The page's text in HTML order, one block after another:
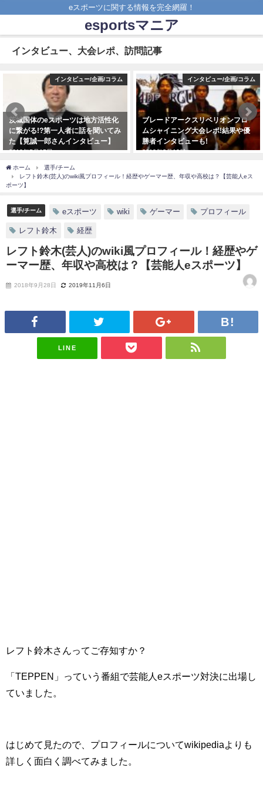
eスポーツに関する情報を完全網羅！
esportsマニア
インタビュー、大会レポ、訪問記事
インタビュー/企画/コラム
茨城国体のeスポーツは地方活性化
に繋がる!?第一人者に話を聞いてみ
た【筧誠一郎さんインタビュー】
2019年5月15日
インタビュー/企画/コラム
ブレードアークスリベリオンフロ
ムシャイニング大会レポ!結果や優
勝者インタビューも!
2019年3月19日
ホーム
選手/チーム
レフト鈴木(芸人)のwiki風プロフィール！経歴やゲーマー歴、年収や高校は？【芸能人eス
ポーツ】
選手/チーム eスポーツ wiki ゲーマー プロフィール
レフト鈴木 経歴
レフト鈴木(芸人)のwiki風プロフィール！経歴やゲ
ーマー歴、年収や高校は？【芸能人eスポーツ】
2018年9月28日 2019年11月6日
LINE
レフト鈴木さんってご存知すか？
「TEPPEN」っていう番組で芸能人eスポーツ対決に出場し
ていました。
はじめて見たので、プロフィールについてwikipediaよりも
詳しく面白く調べてみました。